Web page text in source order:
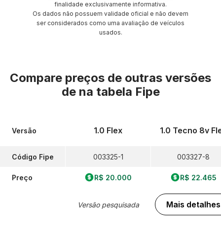
finalidade exclusivamente informativa.
Os dados não possuem validade oficial e não devem
ser considerados como uma avaliação de veículos
usados.
Compare preços de outras versões
de na tabela Fipe
Versão
Código Fipe
Preço
1.0 Flex
003325-1
R$ 20.000
Versão pesquisada
1.0 Tecno 8v
003327-8
R$ 22.465
Mais detalhes